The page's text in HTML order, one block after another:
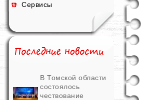
Сервисы
В Томской области
состоялось
чествование